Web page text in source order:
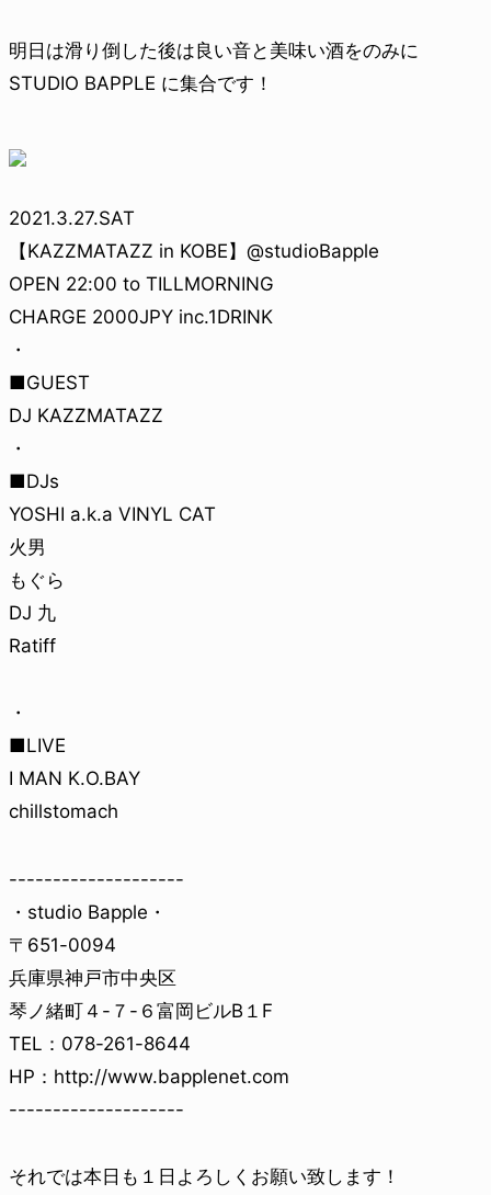
明日は滑り倒した後は良い音と美味い酒をのみに
STUDIO BAPPLE に集合です！
2021.3.27.SAT
【KAZZMATAZZ in KOBE】@studioBapple
OPEN 22:00 to TILLMORNING
CHARGE 2000JPY inc.1DRINK
・
■GUEST
DJ KAZZMATAZZ
・
■DJs
YOSHI a.k.a VINYL CAT
火男
もぐら
DJ 九
Ratiff
・
■LIVE
I MAN K.O.BAY
chillstomach
--------------------
・studio Bapple・
〒651-0094
兵庫県神戸市中央区
琴ノ緒町４-７-６富岡ビルB１F
TEL：078-261-8644
HP：http://www.bapplenet.com
--------------------
それでは本日も１日よろしくお願い致します！